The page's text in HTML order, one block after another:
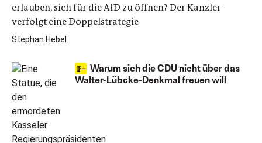
erlauben, sich für die AfD zu öffnen? Der Kanzler
verfolgt eine Doppelstrategie
Stephan Hebel
Warum sich die CDU nicht über das
Walter-Lübcke-Denkmal freuen will